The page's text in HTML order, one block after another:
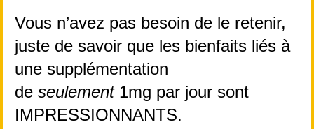
Vous n’avez pas besoin de le retenir,
juste de savoir que les bienfaits liés à
une supplémentation
de seulement 1mg par jour sont
IMPRESSIONNANTS.